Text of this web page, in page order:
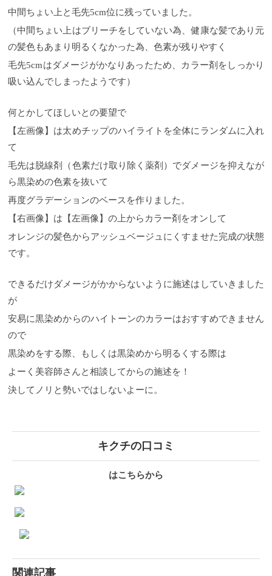
中間ちょい上と毛先5cm位に残っていました。
（中間ちょい上はブリーチをしていない為、健康な髪であり元
の髪色もあまり明るくなかった為、色素が残りやすく
毛先5cmはダメージがかなりあったため、カラー剤をしっかり
吸い込んでしまったようです）
何とかしてほしいとの要望で
【左画像】は太めチップのハイライトを全体にランダムに入れ
て
毛先は脱線剤（色素だけ取り除く薬剤）でダメージを抑えなが
ら黒染めの色素を抜いて
再度グラデーションのベースを作りました。
【右画像】は【左画像】の上からカラー剤をオンして
オレンジの髪色からアッシュベージュにくすませた完成の状態
です。
できるだけダメージがかからないように施述はしていきました
が
安易に黒染めからのハイトーンのカラーはおすすめできません
ので
黒染めをする際、もしくは黒染めから明るくする際は
よーく美容師さんと相談してからの施述を！
決してノリと勢いではしないよーに。
キクチの口コミ
はこちらから
関連記事